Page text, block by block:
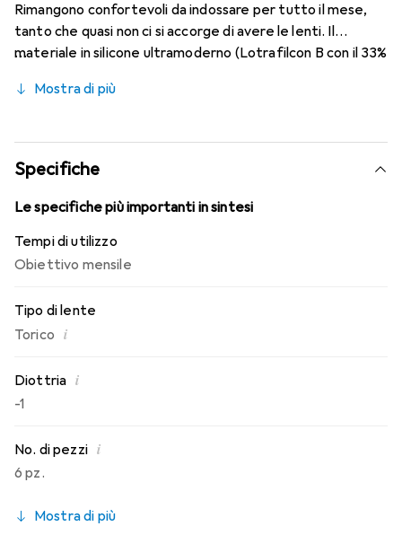
Rimangono confortevoli da indossare per tutto il mese,
tanto che quasi non ci si accorge di avere le lenti. Il
materiale in silicone ultramoderno (Lotrafilcon B con il 33%
tecnologia HydraGlyde Moisture Matrix e la conosciuta
caratteristiche di indossabilità che conosci. Comfort e
assenza di fastidi per tutto il giorno con queste lenti
mensili.
Mostra di più
Specifiche
Le specifiche più importanti in sintesi
Tempi di utilizzo
Obiettivo mensile
Tipo di lente
Torico i
Diottria i
-1
No. di pezzi i
6 pz.
Mostra di più